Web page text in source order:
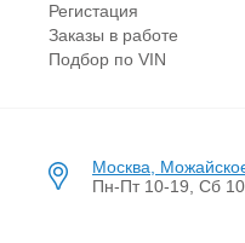
Регистация
Заказы в работе
Подбор по VIN
Москва,
Пн-Пт 10-19, Сб